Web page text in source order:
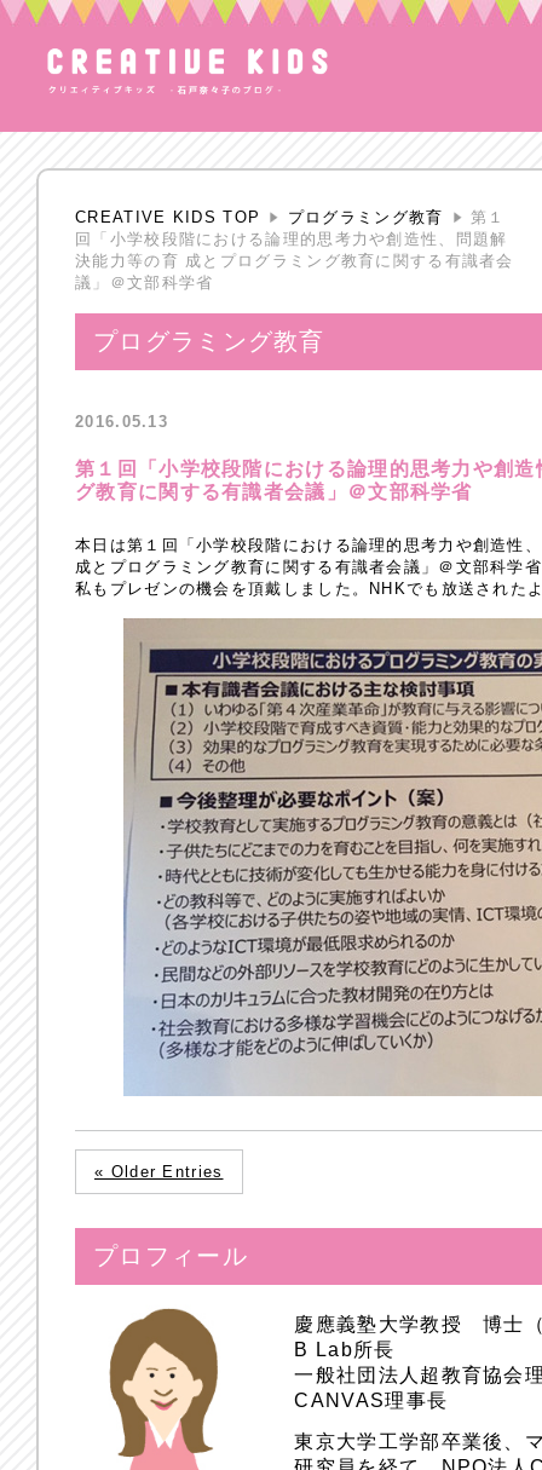
CREATIVE KIDS TOP プログラミング教育
第１
回「小学校段階における論理的思考力や創造性、問題解
決能力等の育 成とプログラミング教育に関する有識者会
議」＠文部科学省
プログラミング教育
2016.05.13
第１回「小学校段階における論理的思考力や創
グ教育に関する有識者会議」＠文部科学省
本日は第１回「小学校段階における論理的思考力や創造性
成とプログラミング教育に関する有識者会議」＠文部科学
私もプレゼンの機会を頂戴しました。NHKでも放送された
« Older Entries
プロフィール
慶應義塾大学教授 博士
B Lab所長
一般社団法人超教育協会
CANVAS理事長
東京大学工学部卒業後、